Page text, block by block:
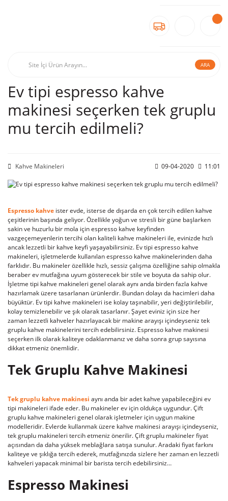
ARA
Ev tipi espresso kahve
makinesi seçerken tek gruplu
mu tercih edilmeli?
Kahve Makineleri 09-04-2020 11:01
Espresso kahve ister evde, isterse de dışarda en çok tercih edilen kahve
çeşitlerinin başında geliyor. Özellikle yoğun ve stresli bir güne başlarken
sakin ve huzurlu bir mola için espresso kahve keyfinden
vazgeçemeyenlerin tercihi olan kaliteli kahve makineleri ile, evinizde hızlı
ancak lezzetli bir kahve keyfi yaşayabilirsiniz. Ev tipi espresso kahve
makineleri, işletmelerde kullanılan espresso kahve makinelerinden daha
farklıdır. Bu makineler özellikle hızlı, sessiz çalışma özelliğine sahip olmakla
beraber ev mutfağına uyum gösterecek bir stile ve boyuta da sahip olur.
İşletme tipi kahve makineleri genel olarak aynı anda birden fazla kahve
hazırlamak üzere tasarlanan ürünlerdir. Bundan dolayı da hacimleri daha
büyüktür. Ev tipi kahve makineleri ise kolay taşınabilir, yeri değiştirilebilir,
kolay temizlenebilir ve şık olarak tasarlanır. Şayet eviniz için size her
zaman lezzetli kahveler hazırlayacak bir makine arayışı içindeyseniz tek
gruplu kahve makinelerini tercih edebilirsiniz. Espresso kahve makinesi
seçerken ilk olarak kaliteye odaklanmanız ve daha sonra grup sayısına
dikkat etmeniz önemlidir.
Tek Gruplu Kahve Makinesi
Tek gruplu kahve makinesi aynı anda bir adet kahve yapabileceğini ev
tipi makineleri ifade eder. Bu makineler ev için oldukça uygundur. Çift
gruplu kahve makineleri genel olarak işletmeler için uygun makine
modelleridir. Evlerde kullanmak üzere kahve makinesi arayışı içindeyseniz,
tek gruplu makineleri tercih etmeniz önerilir. Çift gruplu makineler fiyat
açısından da daha yüksek meblağlara satışa sunulur. Aradaki fiyat farkını
kaliteye ve şıklığa tercih ederek, mutfağınızda sizlere her zaman en lezzetli
kahveleri yapacak minimal bir barista tercih edebilirsiniz…
Espresso Makinesi